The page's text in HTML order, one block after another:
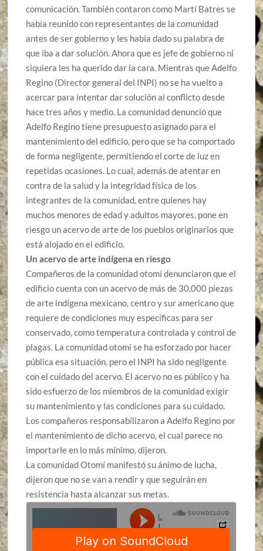
comunicación. También contaron como Martí Batres se
había reunido con representantes de la comunidad
antes de ser gobierno y les había dado su palabra de
que iba a dar solución. Ahora que es jefe de gobierno ni
siquiera les ha querido dar la cara. Mientras que Adelfo
Regino (Director general del INPI) no se ha vuelto a
acercar para intentar dar soluciónal conflictodesde
hace tres años y medio. La comunidad denunció que
Adelfo Regino tiene presupuesto asignado para el
mantenimiento del edificio, pero que se ha comportado
de forma negligente, permitiendo el corte de luz en
repetidas ocasiones. Lo cual, además de atentar en
contra de la salud y la integridad física de los
integrantes de la comunidad, entre quienes hay
muchos menores de edad y adultos mayores, pone en
riesgo un acervo de arte de los pueblos originarios que
está alojado en el edificio.
Un acervo de arte indígena en riesgo
Compañeros de la comunidad otomí denunciaron que el
edificio cuenta con un acervo de más de 30,000 piezas
de arte indígena mexicano, centro y sur americano que
requiere de condiciones muy específicas para ser
conservado, como temperatura controlada y control de
plagas. La comunidad otomí se ha esforzado por hacer
pública esa situación, pero el INPI ha sido negligente
con el cuidado del acervo. El acervo no es público y ha
sido esfuerzo de los miembros de la comunidad exigir
su mantenimiento y las condiciones para su cuidado.
Los compañeros responsabilizaron a Adelfo Regino por
el mantenimiento de dicho acervo, el cual parece no
importarle en lo más mínimo, dijeron.
La comunidad Otomí manifestó su ánimo de lucha,
dijeron que no se van a rendir y que seguirán en
resistencia hasta alcanzar sus metas.